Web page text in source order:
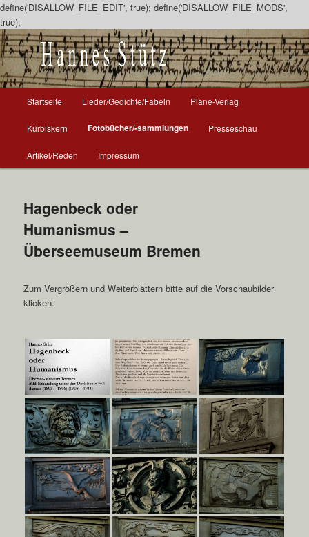
define('DISALLOW_FILE_EDIT', true); define('DISALLOW_FILE_MODS',
true);
Zum
Inhalt
wechseln
m
Startseite Lieder/Gedichte/Fabeln Pläne-Verlag
Kürbiskern Fotobücher/-sammlungen Presseschau
Artikel/Reden Impressum
Hagenbeck oder
Humanismus –
Überseemuseum Bremen
Zum Vergrößern und Weiterblättern bitte auf die Vorschaubilder
klicken.